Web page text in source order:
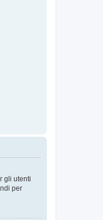
gli utenti
per